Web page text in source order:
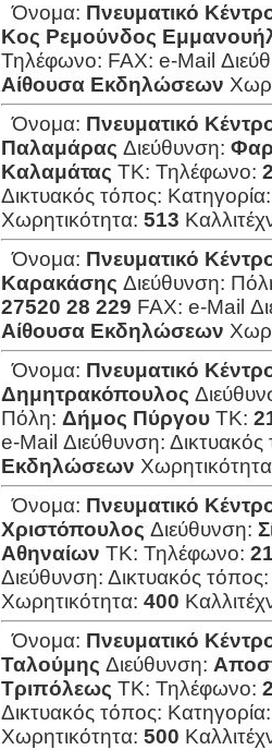
Όνομα: Πνευματικό
Κος Ρεμούνδος
Τηλέφωνο: FAX: e-Mail
Αίθουσα Εκδηλώσεων
Όνομα: Πνευματικό
Παλαμάρας Διεύθυνση:
Καλαμάτας ΤΚ: Τηλέφωνο:
Δικτυακός τόπος:
Χωρητικότητα: 513
Όνομα: Πνευματικό
Καρακάσης Διεύθυνση:
27520 28 229 FAX: e-Mail
Αίθουσα Εκδηλώσεων
Όνομα: Πνευματικό
Δημητρακόπουλος
Πόλη: Δήμος Πύργου ΤΚ:
e-Mail Διεύθυνση:
Εκδηλώσεων
Όνομα: Πνευματικό
Χριστόπουλος Διεύθυνση:
Αθηναίων ΤΚ: Τηλέφωνο:
Διεύθυνση: Δικτυακός
Χωρητικότητα: 400
Όνομα: Πνευματικό
Ταλούμης Διεύθυνση:
Τριπόλεως ΤΚ: Τηλέφωνο:
Δικτυακός τόπος:
Χωρητικότητα: 500